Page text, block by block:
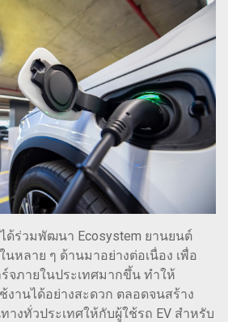
ร่วมพัฒนา Ecosystem ยานยนต์
หลาย ๆ ด้านมาอย่างต่อเนื่อง เพื่อ
ภายในประเทศมากขึ้น ทำให้
งานได้อย่างสะดวก ตลอดจนสร้าง
างทั่วประเทศให้กับผู้ใช้รถ EV สำหรับ